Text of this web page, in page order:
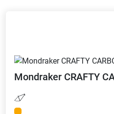
Mondraker CRAFTY